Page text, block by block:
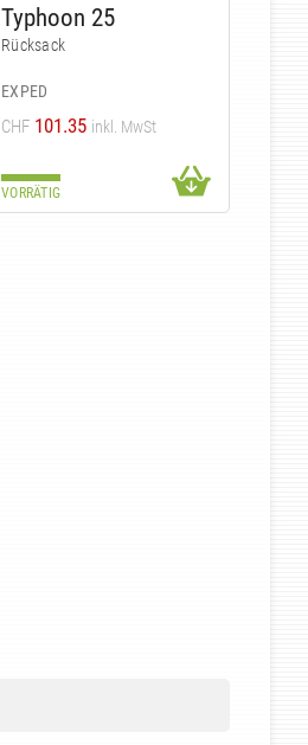
Typhoon 25
Rücksack
EXPED
CHF 101.35 inkl. MwSt
VORRÄTIG